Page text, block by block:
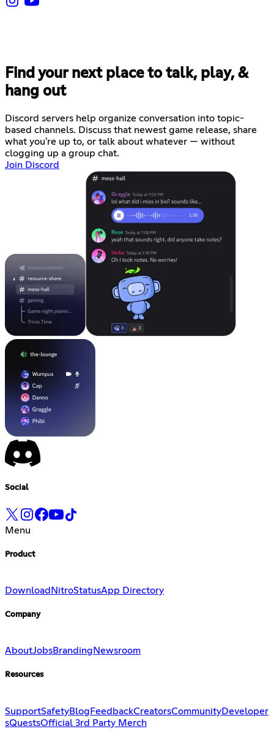
Find your next place to talk, play, &
hang out
Discord servers help organize conversation into topic-
based channels. Discuss that newest game release, share
what you're up to, or talk about whatever — without
clogging up a group chat.
Join Discord
Social
Menu
Product
Download NitroStatusApp Directory
Company
AboutJobsBranding Newsroom
Resources
SupportSafetyBlog FeedbackCreatorsCommunityDeveloper
sQuestsOfficial 3rd Party Merch